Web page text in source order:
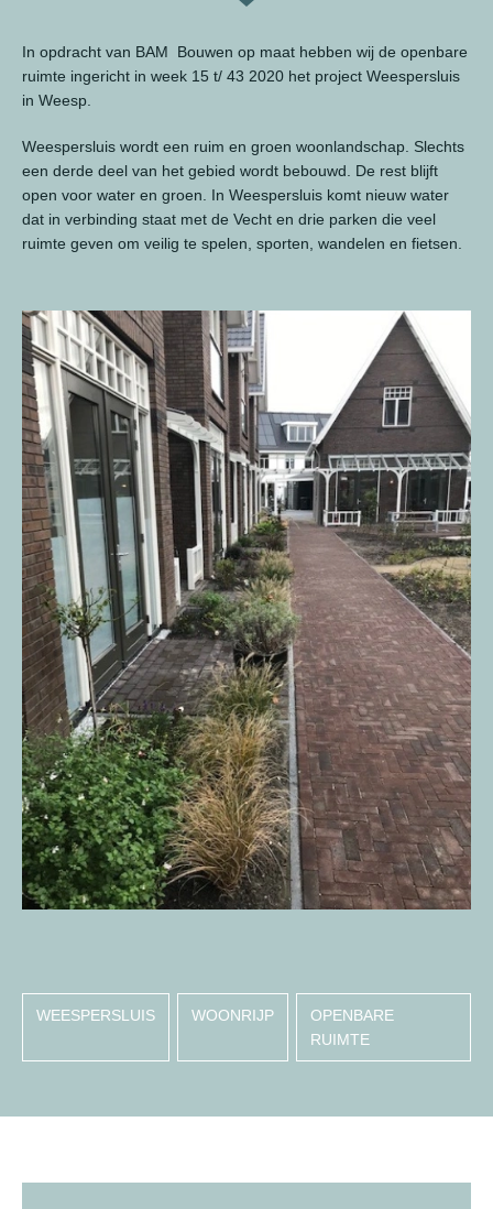
In opdracht van BAM Bouwen op maat hebben wij de openbare
ruimte ingericht in week 15 t/ 43 2020 het project Weespersluis
in Weesp.
Weespersluis wordt een ruim en groen woonlandschap. Slechts
een derde deel van het gebied wordt bebouwd. De rest blijft
open voor water en groen. In Weespersluis komt nieuw water
dat in verbinding staat met de Vecht en drie parken die veel
ruimte geven om veilig te spelen, sporten, wandelen en fietsen.
WEESPERSLUIS WOONRIJP
OPENBARE
RUIMTE